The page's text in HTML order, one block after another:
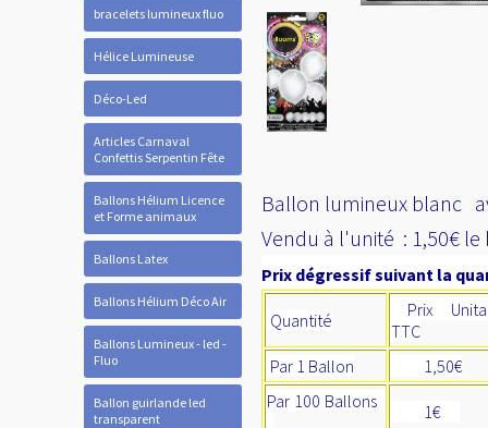
bracelets lumineux fluo
Hélice Lumineuse
Déco-Led
Articles Carnaval
Confettis Serpentin Fête
Ballons Hélium Licence
et Forme animaux
Ballons Latex
Ballons Hélium Déco Air
Ballons Lumineux - led -
Fluo
Ballon guirlande led
transparent
Ballon lumineux blanc
Vendu à l'unité : 1,50€
Prix dégressif suivant la
Quantité
Prix
TTC
Par 1 Ballon
1,50€
Par 100 Ballons
1€